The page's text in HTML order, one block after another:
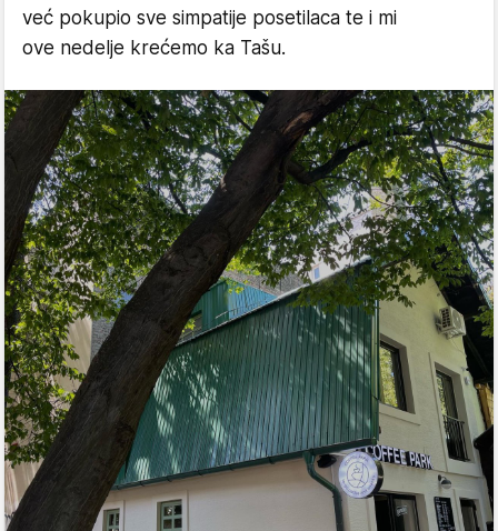
već pokupio sve simpatije posetilaca te i mi
ove nedelje krećemo ka Tašu.